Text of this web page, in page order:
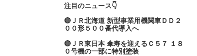
注目のニュース👇
🔴ＪＲ北海道 新型事業用機関車ＤＤ２
００形５００番代導入へ
🔴ＪＲ東日本 傘寿を迎えるＣ５７ １８
０号機の一部に特別塗装